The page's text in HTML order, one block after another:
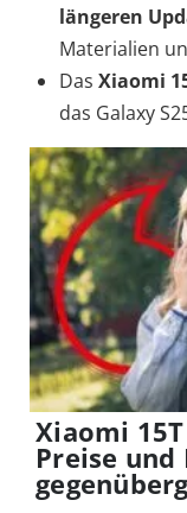
längeren
Materialien
Das Xiaomi
das Galaxy
Xiaomi 15T
Preise und